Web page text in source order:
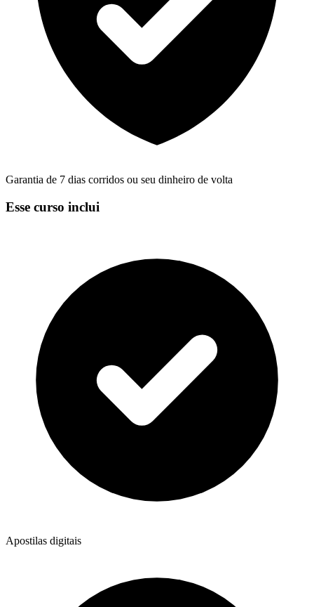
Garantia de 7 dias corridos ou seu dinheiro de volta
Esse curso inclui
Apostilas digitais